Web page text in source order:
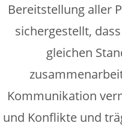
Bereitstellung aller
sichergestellt,
gleichen
Kommunikation
und Konflikte und